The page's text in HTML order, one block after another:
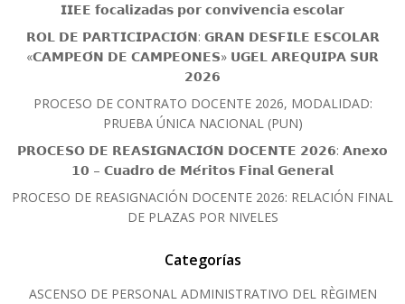
𝗜𝗜𝗘𝗘 𝗳𝗼𝗰𝗮𝗹𝗶𝘇𝗮𝗱𝗮𝘀 𝗽𝗼𝗿 𝗰𝗼𝗻𝘃𝗶𝘃𝗲𝗻𝗰𝗶𝗮 𝗲𝘀𝗰𝗼𝗹𝗮𝗿
𝗥𝗢𝗟 𝗗𝗘 𝗣𝗔𝗥𝗧𝗜𝗖𝗜𝗣𝗔𝗖𝗜𝗢́𝗡: 𝗚𝗥𝗔𝗡 𝗗𝗘𝗦𝗙𝗜𝗟𝗘 𝗘𝗦𝗖𝗢𝗟𝗔𝗥
«𝗖𝗔𝗠𝗣𝗘𝗢́𝗡 𝗗𝗘 𝗖𝗔𝗠𝗣𝗘𝗢𝗡𝗘𝗦» 𝗨𝗚𝗘𝗟 𝗔𝗥𝗘𝗤𝗨𝗜𝗣𝗔 𝗦𝗨𝗥
𝟮𝟬𝟮𝟲
PROCESO DE CONTRATO DOCENTE 2026, MODALIDAD:
PRUEBA ÚNICA NACIONAL (PUN)
𝗣𝗥𝗢𝗖𝗘𝗦𝗢 𝗗𝗘 𝗥𝗘𝗔𝗦𝗜𝗚𝗡𝗔𝗖𝗜𝗢́𝗡 𝗗𝗢𝗖𝗘𝗡𝗧𝗘 𝟮𝟬𝟮𝟲: 𝗔𝗻𝗲𝘅𝗼
𝟭𝟬 – 𝗖𝘂𝗮𝗱𝗿𝗼 𝗱𝗲 𝗠𝗲́𝗿𝗶𝘁𝗼𝘀 𝗙𝗶𝗻𝗮𝗹 𝗚𝗲𝗻𝗲𝗿𝗮𝗹
PROCESO DE REASIGNACIÓN DOCENTE 2026: RELACIÓN FINAL
DE PLAZAS POR NIVELES
Categorías
ASCENSO DE PERSONAL ADMINISTRATIVO DEL RÈGIMEN